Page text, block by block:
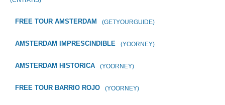
FREE TOUR AMSTERDAM (GETYOURGUIDE)
AMSTERDAM IMPRESCINDIBLE (YOORNEY)
AMSTERDAM HISTORICA (YOORNEY)
FREE TOUR BARRIO ROJO (YOORNEY)